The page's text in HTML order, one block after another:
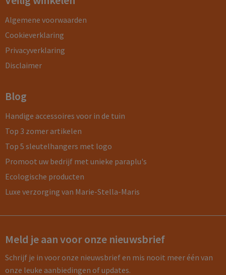
Algemene voorwaarden
Cookieverklaring
Privacyverklaring
Disclaimer
Blog
Handige accessoires voor in de tuin
Top 3 zomer artikelen
Top 5 sleutelhangers met logo
Promoot uw bedrijf met unieke paraplu's
Ecologische producten
Luxe verzorging van Marie-Stella-Maris
Meld je aan voor onze nieuwsbrief
Schrijf je in voor onze nieuwsbrief en mis nooit meer één van
onze leuke aanbiedingen of updates.